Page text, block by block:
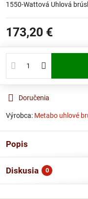
1550-Wattová Uhlová
173,20 €
Doručenia
Výrobca: Metabo uhlové
Popis
Diskusia 0